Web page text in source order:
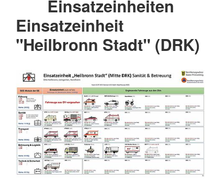
Einsatzeinheiten
Einsatzeinheit
"Heilbronn Stadt" (DRK)